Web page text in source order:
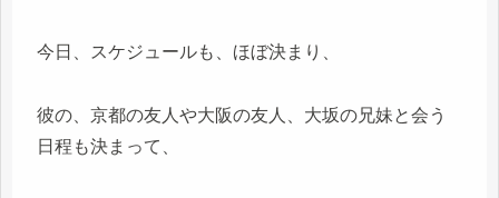
今日、スケジュールも、ほぼ決まり、
彼の、京都の友人や大阪の友人、大坂の兄妹と会う
日程も決まって、